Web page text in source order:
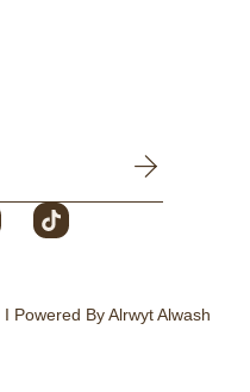
I Powered ByAlrwyt Alwash